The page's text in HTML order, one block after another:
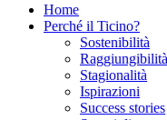
Home
Perché il Ticino?
Sostenibilità
Stagionalità
Ispirazioni
Success stories